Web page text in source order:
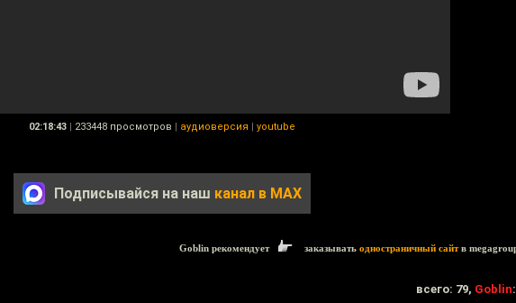
02:18:43 | 233448 просмотров | аудиоверсия | youtube
Подписывайся на наш канал в MAX
Goblin рекомендует заказывать одностраничный сайтв
всего: 79, Goblin